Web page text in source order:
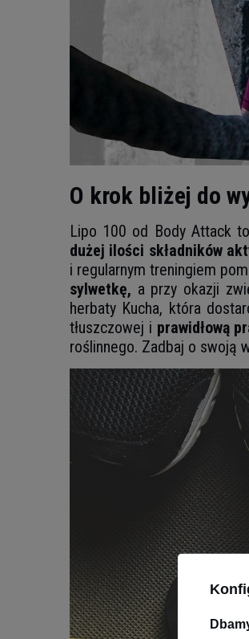
O krok bliżej do
Lipo 100 od Body Attack
dużej ilości składników
i regularnym treningiem
sylwetkę, a przy okazji
herbaty Kucha, która
tłuszczowej i prawidłową
roślinnego. Zadbaj o swoją